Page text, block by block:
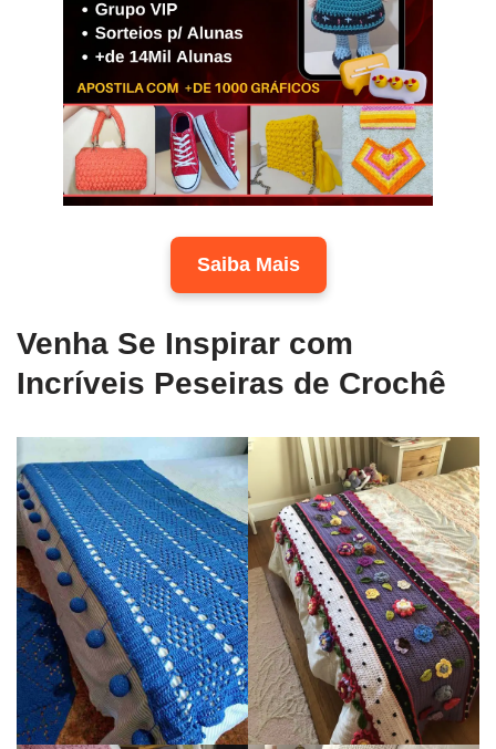
Saiba Mais
Venha Se Inspirar com
Incríveis Peseiras de Crochê